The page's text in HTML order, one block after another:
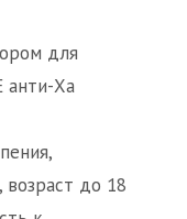
для
анти-Ха
возраст до 18